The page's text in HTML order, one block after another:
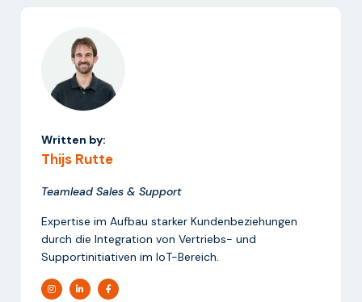
Written by:
Thijs Rutte
Teamlead Sales & Support
Expertise im Aufbau starker Kundenbeziehungen
durch die Integration von Vertriebs- und
Supportinitiativen im IoT-Bereich.